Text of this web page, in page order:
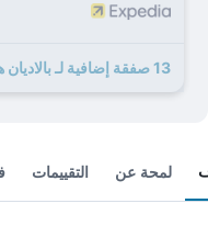
13 صفقة إضافية لـ بالاديان هوتل
لمحة عن التقييمات